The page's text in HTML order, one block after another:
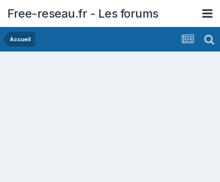
Free-reseau.fr - Les forums
Accueil